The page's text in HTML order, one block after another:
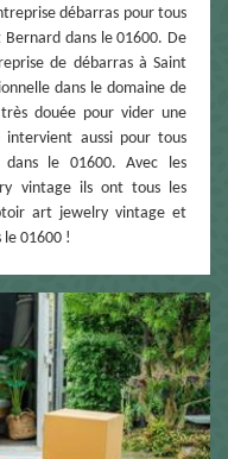
débarras pour tous
dans le 01600. De
de débarras à Saint
dans le domaine de
douée pour vider une
aussi pour tous
le 01600. Avec les
vintage ils ont tous les
art jewelry vintage et
le 01600 !